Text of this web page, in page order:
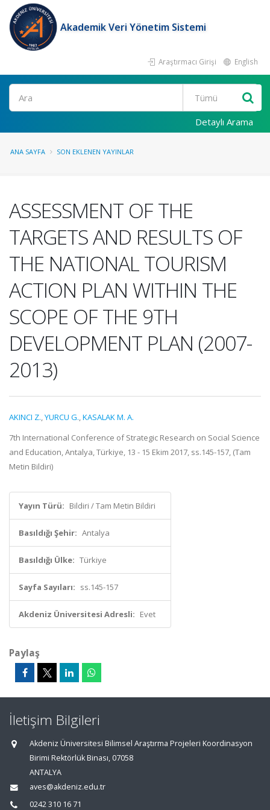
Akademik Veri Yönetim Sistemi
Araştırmacı Girişi English
Ara
Detaylı Arama
ANA SAYFA SON EKLENEN YAYINLAR
ASSESSMENT OF THE
TARGETS AND RESULTS OF
THE NATIONAL TOURISM
ACTION PLAN WITHIN THE
SCOPE OF THE 9TH
DEVELOPMENT PLAN (2007-
2013)
AKINCI Z.,YURCU G.,KASALAK M. A.
7th International Conference of Strategic Research on Social Science
and Education, Antalya, Türkiye, 13 - 15 Ekim 2017, ss.145-157, (Tam
Metin Bildiri)
Yayın Türü: Bildiri / Tam Metin Bildiri
Basıldığı Şehir: Antalya
Basıldığı Ülke: Türkiye
Sayfa Sayıları: ss.145-157
Akdeniz Üniversitesi Adresli: Evet
Paylaş
İletişim Bilgileri
Akdeniz Üniversitesi Bilimsel Araştırma Projeleri Koordinasyon
Birimi Rektörlük Binası, 07058
ANTALYA
aves@akdeniz.edu.tr
0242 310 16 71